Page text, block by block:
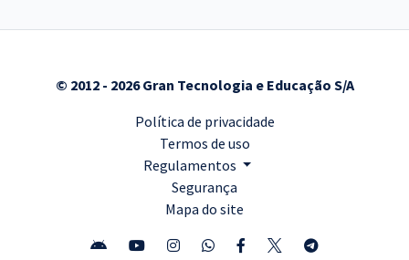
© 2012 - 2026 Gran Tecnologia e Educação S/A
Política de privacidade
Termos de uso
Regulamentos
Segurança
Mapa do site